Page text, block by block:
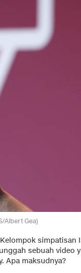
Albert Gea)
simpatisan
sebuah video
Apa maksudnya?